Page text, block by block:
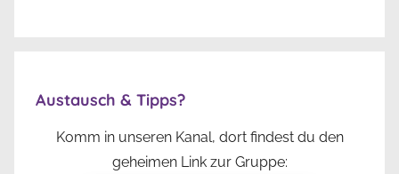
Austausch & Tipps?
Komm in unseren Kanal, dort findest du den
geheimen Link zur Gruppe: